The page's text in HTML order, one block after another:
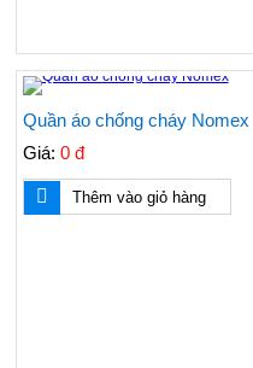
Quần áo chống cháy Nomex
Giá: 0 đ
Thêm vào giỏ hàng